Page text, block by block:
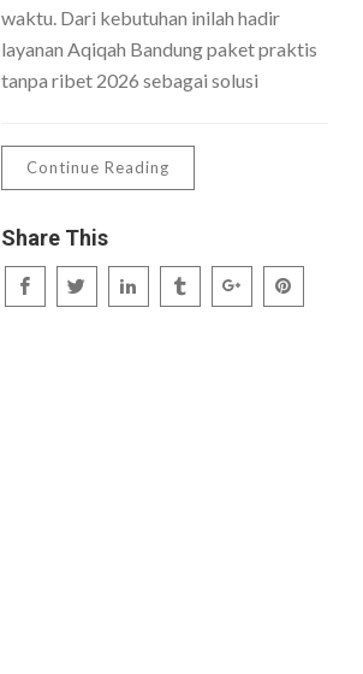
waktu. Dari kebutuhan inilah hadir
layanan Aqiqah Bandung paket praktis
tanpa ribet 2026 sebagai solusi
Continue Reading
Share This